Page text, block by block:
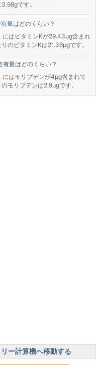
です。
量はどのくらい？
にはビタミンKが29.43μg含まれ
のビタミンKは21.36μgです。
量はどのくらい？
にはモリブデンが4μg含まれて
モリブデンは2.9μgです。
ー計算機へ移動する